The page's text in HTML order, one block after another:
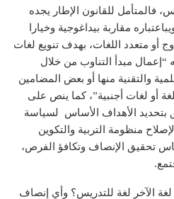
فالمتأمل للقانون الإطار يجده
مقاربة بيداغوجية وخيارا
أو متعدد اللغات، بهدف تنويع لغات
جاء في المادة 31 منه “إعمال مبدأ التناوب من خلال
والتقنية منها أو بعض المضامين
أو لغات أجنبية”، كما ينص على
بتحديد الأهداف الأساس لسياسة
لإصلاح منظومة التربية والتكوين
تحقيق الإنصاف وتكافؤ الفرص،
الآخر لغة للتدريس؟ وأي إنصاف